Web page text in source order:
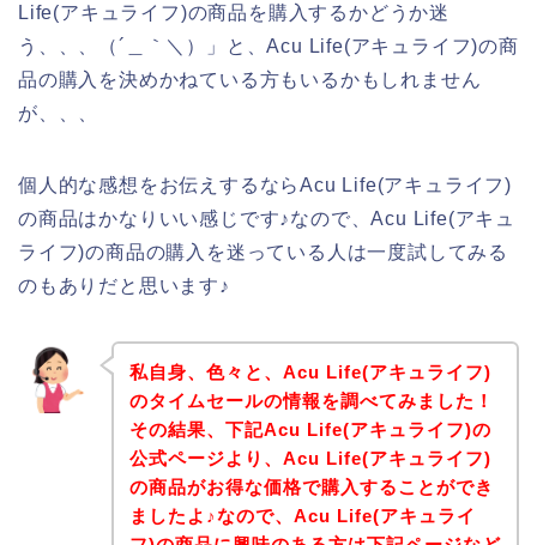
Life(アキュライフ)の商品を購入するかどうか迷
う、、、（´＿｀＼）」と、Acu Life(アキュライフ)の商
品の購入を決めかねている方もいるかもしれません
が、、、
個人的な感想をお伝えするならAcu Life(アキュライフ)
の商品はかなりいい感じです♪なので、Acu Life(アキュ
ライフ)の商品の購入を迷っている人は一度試してみる
のもありだと思います♪
私自身、色々と、Acu Life(アキュライフ)
のタイムセールの情報を調べてみました！
その結果、下記Acu Life(アキュライフ)の
公式ページより、Acu Life(アキュライフ)
の商品がお得な価格で購入することができ
ましたよ♪なので、Acu Life(アキュライ